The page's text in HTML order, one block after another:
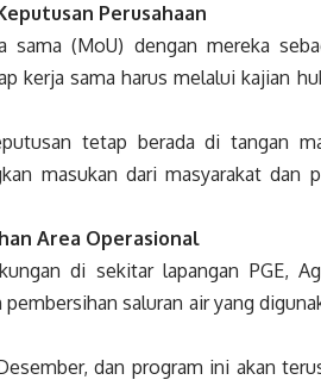
Perusahaan
sama (MoU) dengan mereka
kerja sama harus melalui kajian
tetap berada di tangan
masukan dari masyarakat dan
Area Operasional
di sekitar lapangan PGE,
saluran air yang
dan program ini akan